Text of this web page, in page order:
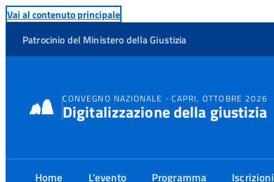
Vai al contenuto principale
Patrocinio del Ministero della Giustizia
CONVEGNO NAZIONALE · CAPRI, OTTOBRE 2026
Digitalizzazione della giustizia
Home L'evento Programma Iscrizioni